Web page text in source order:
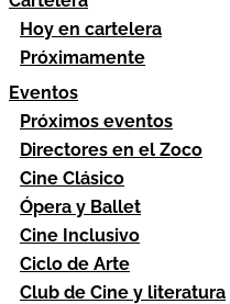
Hoy en cartelera
Próximamente
Eventos
Próximos eventos
Directores en el Zoco
Cine Clásico
Ópera y Ballet
Cine Inclusivo
Ciclo de Arte
Club de Cine y literatura